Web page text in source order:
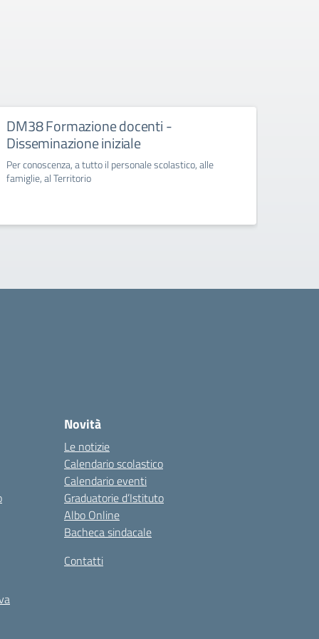
DM38 Formazione docenti -
Disseminazione iniziale
Per conoscenza, a tutto il personale scolastico, alle
famiglie, al Territorio
Novità
Le notizie
Calendario scolastico
Calendario eventi
Graduatorie d’Istituto
Albo Online
Bacheca sindacale
Contatti